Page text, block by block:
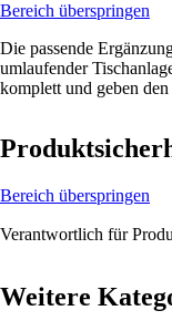
Bereich überspringen
Die passende
umlaufender
komplett und geben
Bereich überspringen
Verantwortlich für
Weitere